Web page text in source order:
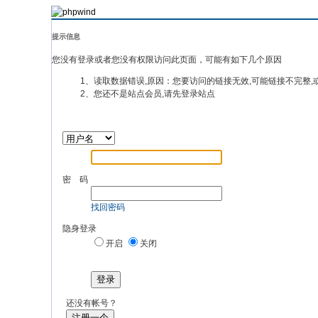
提示信息
您没有登录或者您没有权限访问此页面，可能有如下几个原因
1、读取数据错误,原因：您要访问的链接无效,可能链接不完整,
2、您还不是站点会员,请先登录站点
密 码
找回密码
隐身登录
开启
关闭
登录
还没有帐号？